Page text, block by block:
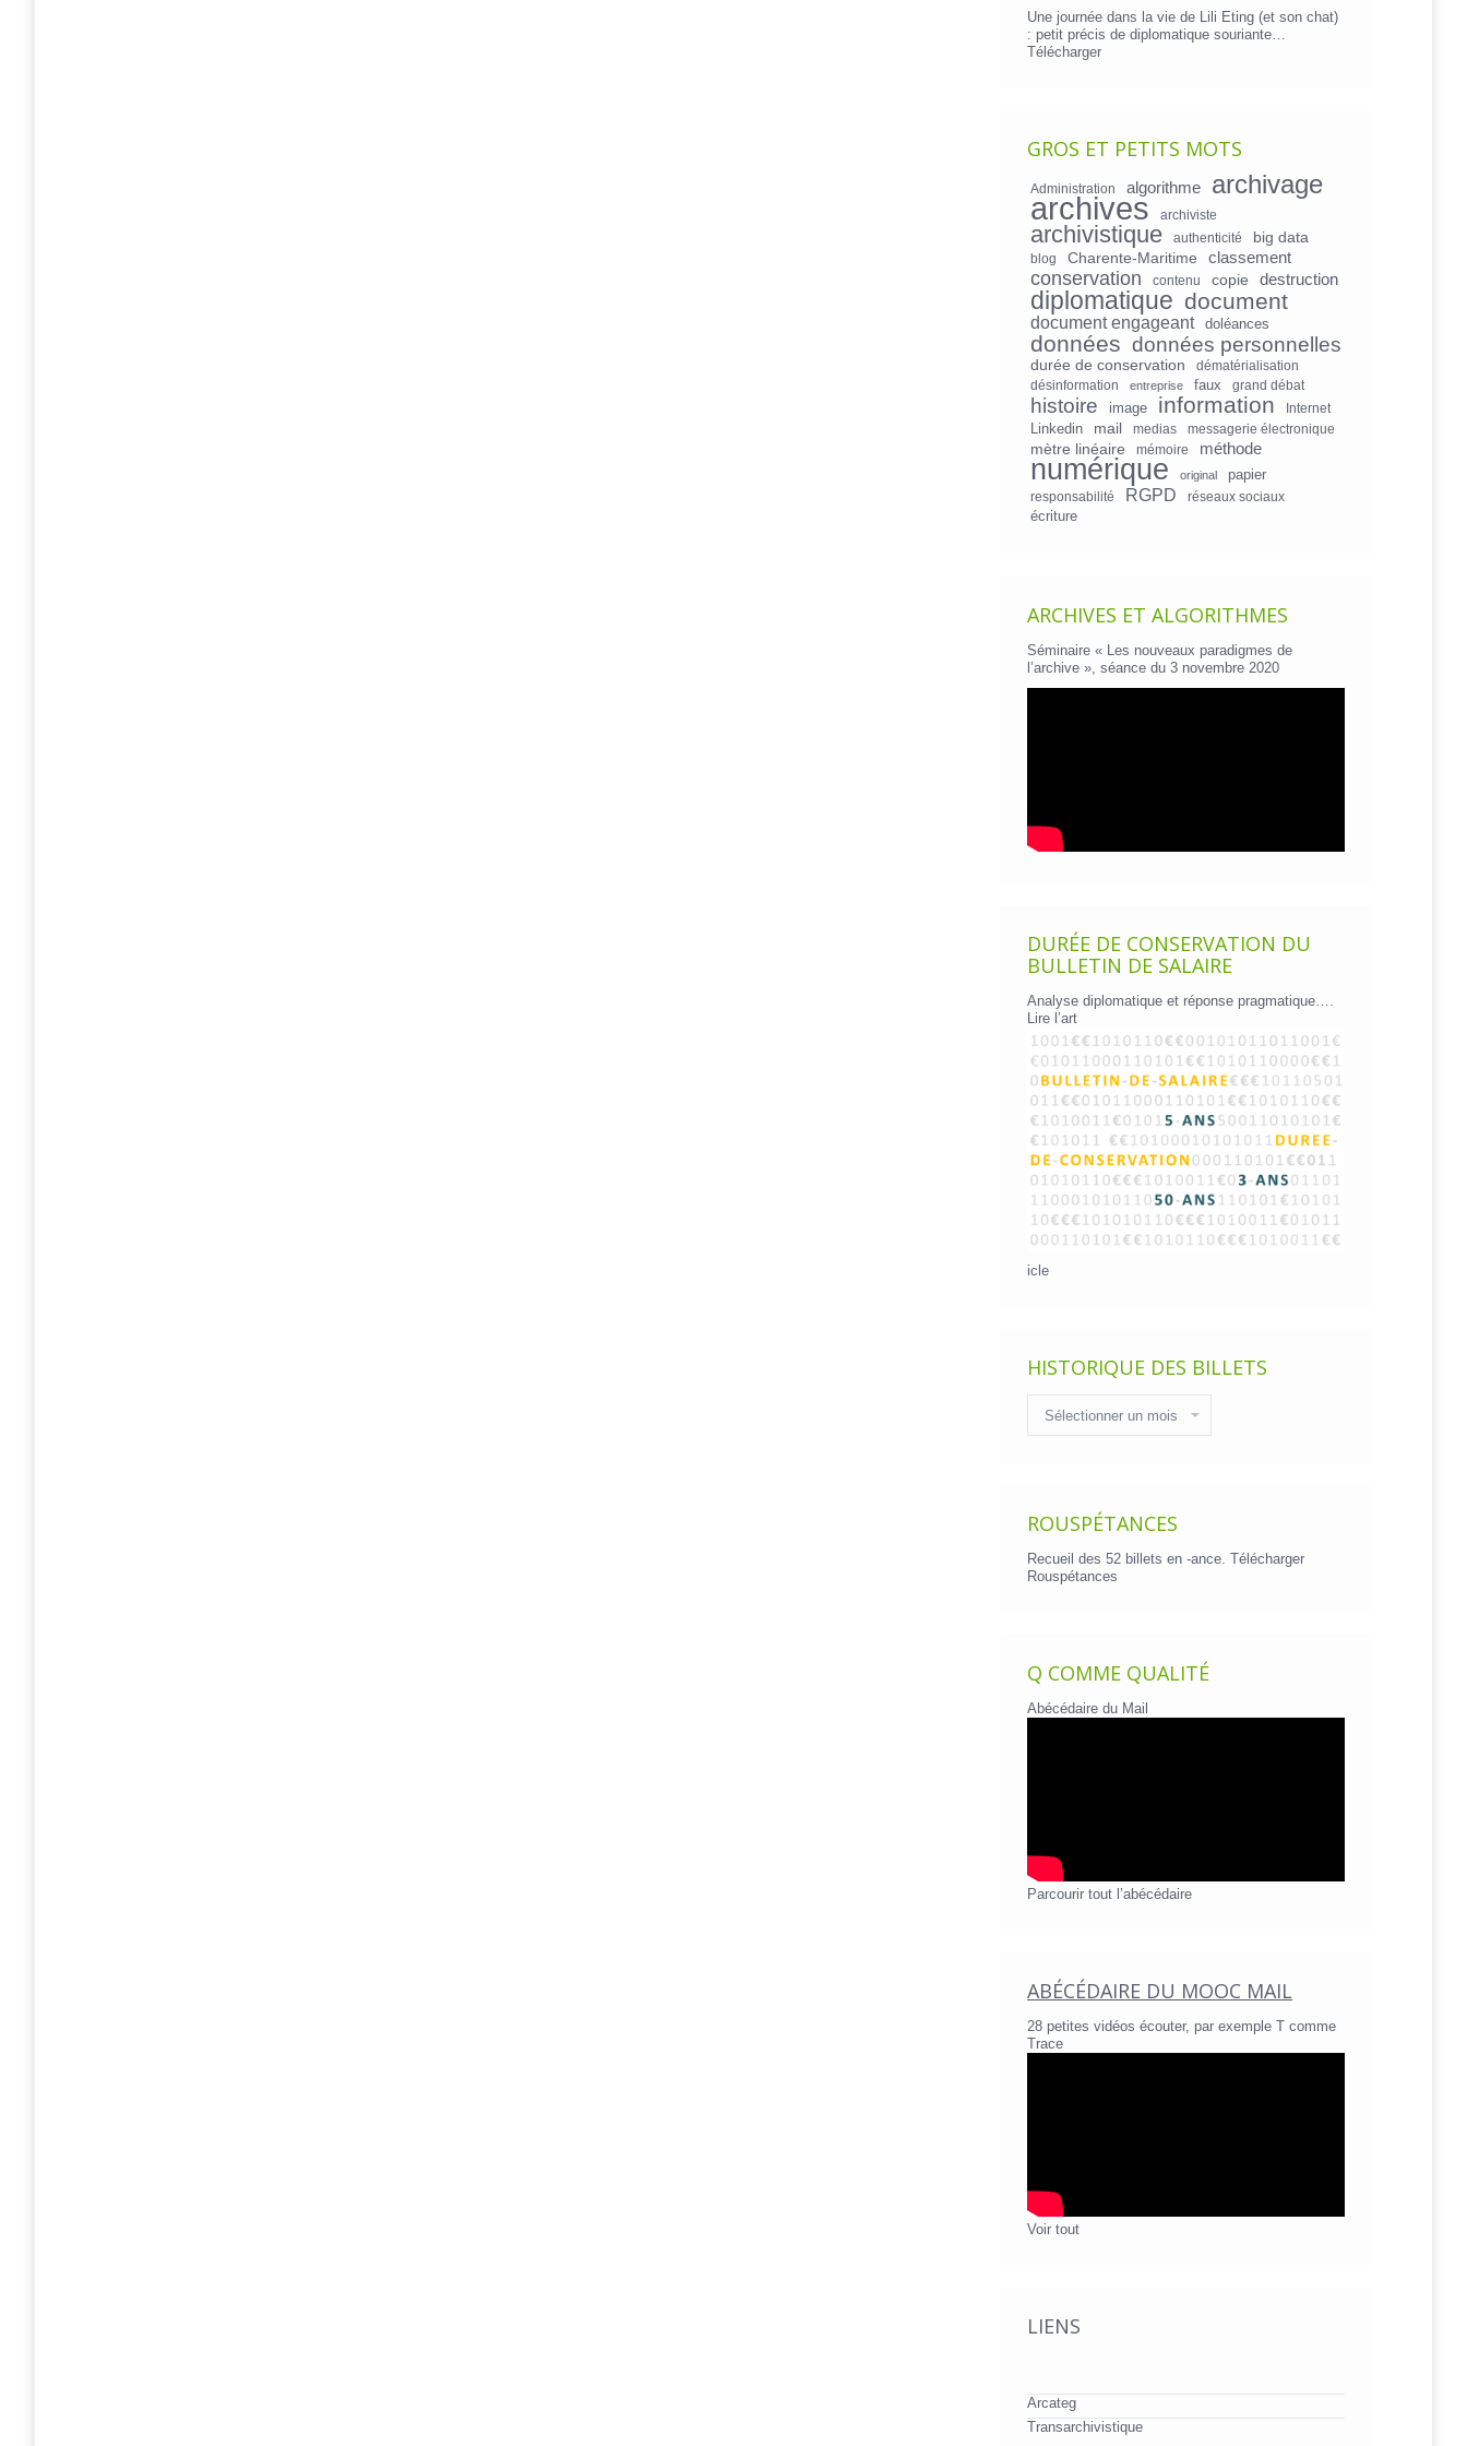
Une journée dans la vie de Lili Eting (et son chat)
: petit précis de diplomatique souriante…
Télécharger
GROS ET PETITS MOTS
Administration algorithme archivage
archives archiviste
archivistique authenticité big data
blog Charente-Maritime classement
conservation contenu copie destruction
diplomatique document
document engageant doléances
données données personnelles
durée de conservation
dématérialisation
désinformation
entreprise faux grand débat
histoire image information Internet
Linkedin mail medias messagerie électronique
mètre linéaire mémoire méthode
numérique original papier
responsabilité RGPD réseaux sociaux
écriture
ARCHIVES ET ALGORITHMES
Séminaire « Les nouveaux paradigmes de
l’archive », séance du 3 novembre 2020
DURÉE DE CONSERVATION DU
BULLETIN DE SALAIRE
Analyse diplomatique et réponse pragmatique….
Lire l’art
icle
HISTORIQUE DES BILLETS
des
billets
ROUSPÉTANCES
Recueil des 52 billets en -ance. Télécharger
Rouspétances
Q COMME QUALITÉ
Abécédaire du Mail
Parcourir tout l’abécédaire
ABÉCÉDAIRE DU MOOC MAIL
28 petites vidéos écouter, par exemple T comme
Trace
Voir tout
LIENS
Arcateg
Transarchivistique